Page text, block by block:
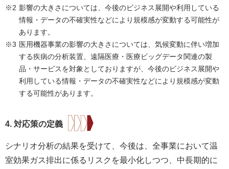
※2 影響の大きさについては、今後のビジネス展開や利用している
情報・データの不確実性などにより規模感が変動する可能性が
あります。
※3 医用機器事業の影響の大きさについては、気候変動に伴い増加
する疾病の分析装置、遠隔医療・医療ビッグデータ関連の製
品・サービスを対象としておりますが、今後のビジネス展開や
利用している情報・データの不確実性などにより規模感が変動
する可能性があります。
4. 対応策の定義
シナリオ分析の結果を受けて、今後は、全事業において温
室効果ガス排出に係るリスクを最小化しつつ、中長期的に